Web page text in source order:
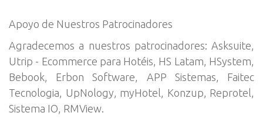
Apoyo de Nuestros Patrocinadores
Agradecemos a nuestros patrocinadores: Asksuite,
Utrip - Ecommerce para Hotéis, HS Latam, HSystem,
Bebook, Erbon Software, APP Sistemas, Faitec
Tecnologia, UpNology, myHotel, Konzup, Reprotel,
Sistema IO, RMView.